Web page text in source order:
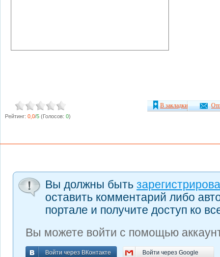
Рейтинг: 0,0/5 (Голосов: 0)
В закладки
Вы должны быть
оставить комментарий либо
портале и получите доступ ко
Вы можете войти с помощью
Войти через ВКонтакте
Войти через ВКонтакте Войти через Google
Войти через Google